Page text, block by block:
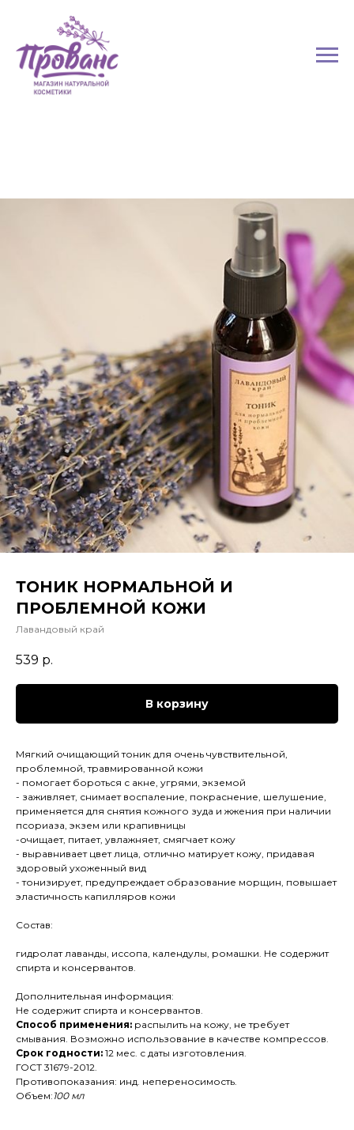
ТОНИК НОРМАЛЬНОЙ И
ПРОБЛЕМНОЙ КОЖИ
Лавандовый край
539 р.
В корзину
Мягкий очищающий тоник для очень чувствительной,
проблемной, травмированной кожи
- помогает бороться с акне, угрями, экземой
- заживляет, снимает воспаление, покраснение, шелушение,
применяется для снятия кожного зуда и жжения при наличии
псориаза, экзем или крапивницы
-очищает, питает, увлажняет, смягчает кожу
- выравнивает цвет лица, отлично матирует кожу, придавая
здоровый ухоженный вид
- тонизирует, предупреждает образование морщин, повышает
эластичность капилляров кожи
Состав:
гидролат лаванды, иссопа, календулы, ромашки. Не содержит
спирта и консервантов.
Дополнительная информация:
Не содержит спирта и консервантов.
Способ применения: распылить на кожу, не требует
смывания. Возможно использование в качестве компрессов.
Срок годности: 12 мес. с даты изготовления.
ГОСТ 31679-2012.
Противопоказания: инд. непереносимость.
Объем: 100 мл